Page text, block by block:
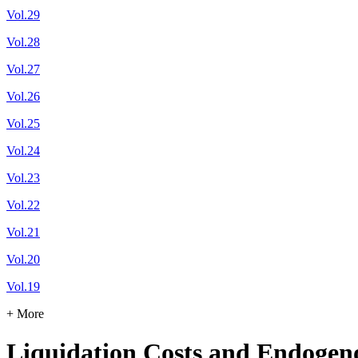
Vol.29
Vol.28
Vol.27
Vol.26
Vol.25
Vol.24
Vol.23
Vol.22
Vol.21
Vol.20
Vol.19
+ More